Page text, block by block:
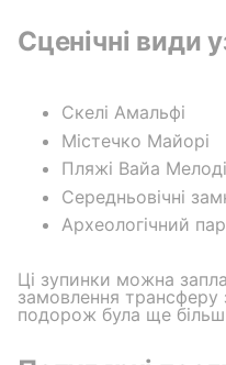
Сценічні види
Скелі Амальфі
Містечко Майорі
Пляжі Вайа
Середньовічні
Археологічний
Ці зупинки можна
замовлення
подорож була ще